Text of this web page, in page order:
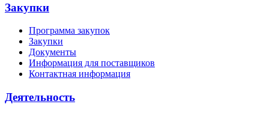
Закупки
Программа закупок
Закупки
Документы
Информация для поставщиков
Контактная информация
Деятельность